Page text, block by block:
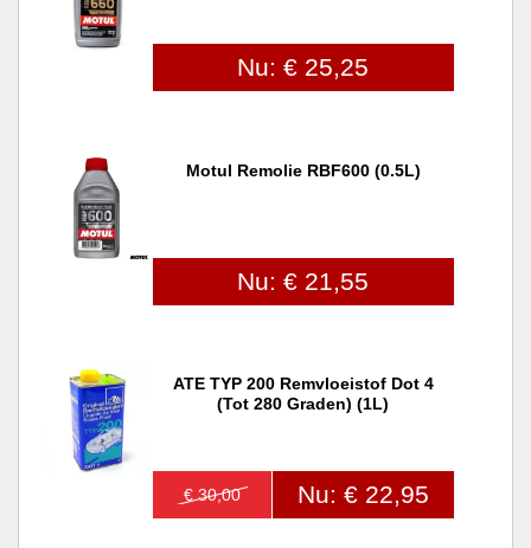
Nu: € 25,25
Motul Remolie RBF600 (0.5L)
Nu: € 21,55
ATE TYP 200 Remvloeistof Dot 4
(tot 280 Graden) (1L)
€ 30,00 Nu: € 22,95